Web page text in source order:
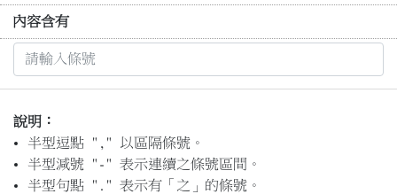
內容含有
說明：
半型逗點 "," 以區隔條號。
半型減號 "-" 表示連續之條號區間。
半型句點 "." 表示有「之」的條號。